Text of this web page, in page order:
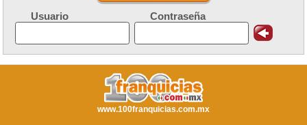
Usuario Contraseña
www.100franquicias.com.mx